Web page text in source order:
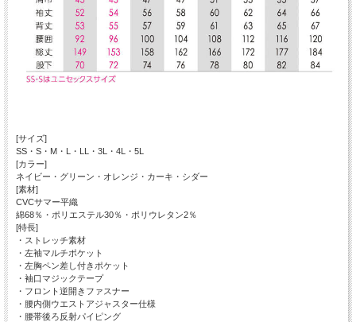
[サイズ]
SS・S・M・L・LL・3L・4L・5L
[カラー]
ネイビー・グリーン・オレンジ・カーキ・シダー
[素材]
CVCサマー平織
綿68％・ポリエステル30％・ポリウレタン2％
[特長]
・ストレッチ素材
・左袖マルチポケット
・左胸ペン差し付きポケット
・袖口マジックテープ
・フロント逆開きファスナー
・腰内側ウエストアジャスター仕様
・腰帯後ろ反射パイピング